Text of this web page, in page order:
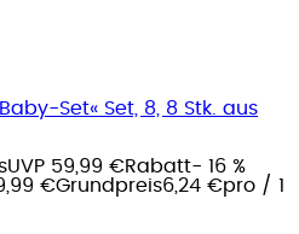
Set« Set, 8, 8 Stk. aus
UVP 59,99 €Rabatt- 16 %
€Grundpreis6,24 €pro / 1